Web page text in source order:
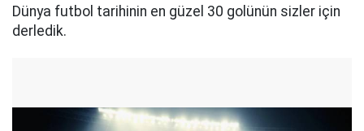
Dünya futbol tarihinin en güzel 30 golünün sizler için
derledik.